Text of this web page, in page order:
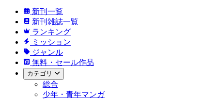
新刊一覧
新刊雑誌一覧
ランキング
ミッション
ジャンル
無料・セール作品
カテゴリ
総合
少年・青年マンガ